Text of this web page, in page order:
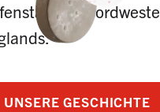
im
UNSERE GESCHICHTE